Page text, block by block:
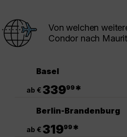
Von welchen
Condor nach
Basel
ab € 33999*
Berlin-Brandenburg
ab € 31999*